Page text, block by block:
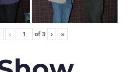
‹ of3 › »